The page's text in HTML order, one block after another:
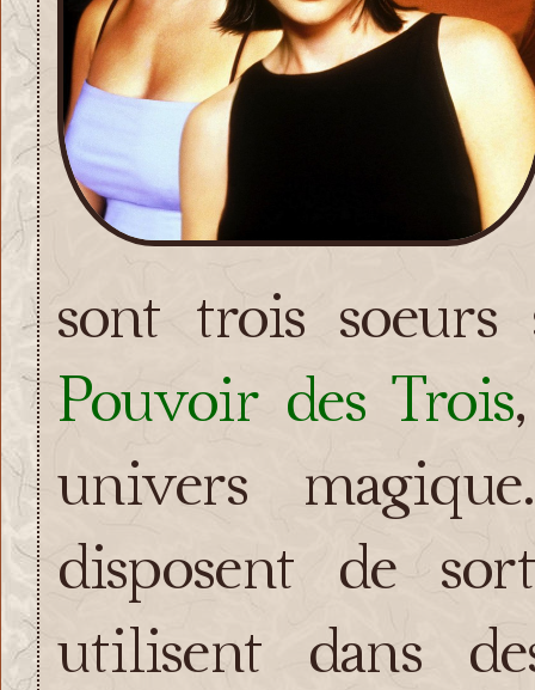
sont trois
Pouvoir des Trois
univers
disposent de
utilisent dans